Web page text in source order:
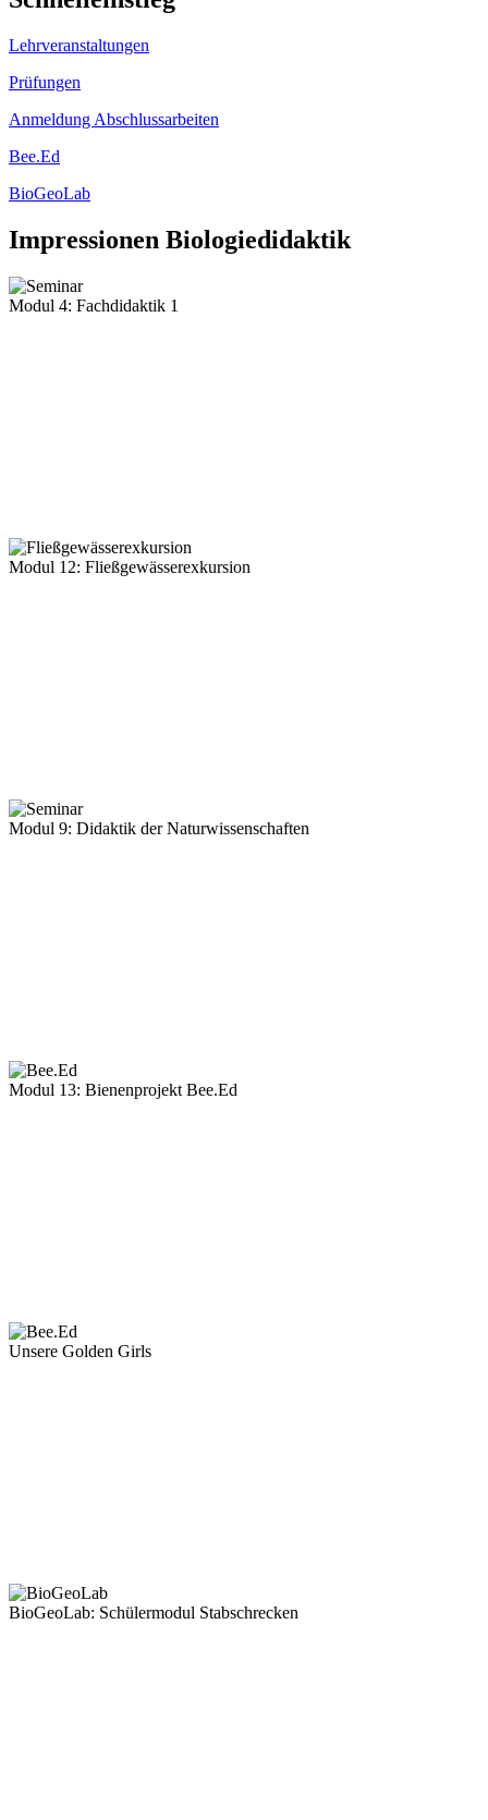
Lehrveranstaltungen
Prüfungen
Anmeldung Abschlussarbeiten
Bee.Ed
BioGeoLab
Impressionen Biologiedidaktik
Modul 4: Fachdidaktik 1
Modul 12: Fließgewässerexkursion
Modul 9: Didaktik der Naturwissenschaften
Modul 13: Bienenprojekt Bee.Ed
Unsere Golden Girls
BioGeoLab: Schülermodul Stabschrecken